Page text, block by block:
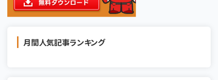
月間人気記事ランキング